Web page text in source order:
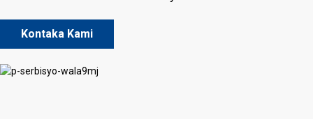
Kontaka Kami